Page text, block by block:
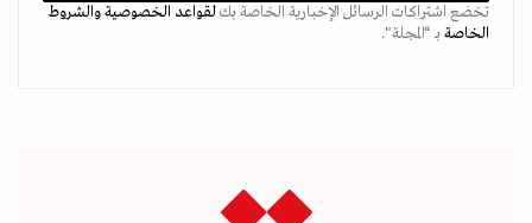
تخضع اشتراكات الرسائل الإخبارية الخاصة بكلقواعد الخصوصيةوالشروط
الخاصة بـ “المجلة".